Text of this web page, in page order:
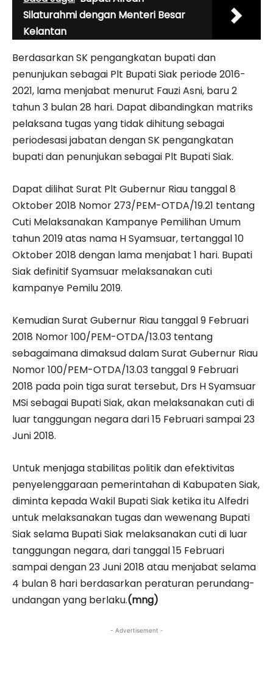
Silaturahmi dengan Menteri Besar
Kelantan
Berdasarkan SK pengangkatan bupati dan
penunjukan sebagai Plt Bupati Siak periode 2016-
2021, lama menjabat menurut Fauzi Asni, baru 2
tahun 3 bulan 28 hari. Dapat dibandingkan matriks
pelaksana tugas yang tidak dihitung sebagai
periodesasi jabatan dengan SK pengangkatan
bupati dan penunjukan sebagai Plt Bupati Siak.
Dapat dilihat Surat Plt Gubernur Riau tanggal 8
Oktober 2018 Nomor 273/PEM-OTDA/19.21 tentang
Cuti Melaksanakan Kampanye Pemilihan Umum
tahun 2019 atas nama H Syamsuar, tertanggal 10
Oktober 2018 dengan lama menjabat 1 hari. Bupati
Siak definitif Syamsuar melaksanakan cuti
kampanye Pemilu 2019.
Kemudian Surat Gubernur Riau tanggal 9 Februari
2018 Nomor 100/PEM-OTDA/13.03 tentang
sebagaimana dimaksud dalam Surat Gubernur Riau
Nomor 100/PEM-OTDA/13.03 tanggal 9 Februari
2018 pada poin tiga surat tersebut, Drs H Syamsuar
MSi sebagai Bupati Siak, akan melaksanakan cuti di
luar tanggungan negara dari 15 Februari sampai 23
Juni 2018.
Untuk menjaga stabilitas politik dan efektivitas
penyelenggaraan pemerintahan di Kabupaten Siak,
diminta kepada Wakil Bupati Siak ketika itu Alfedri
untuk melaksanakan tugas dan wewenang Bupati
Siak selama Bupati Siak melaksanakan cuti di luar
tanggungan negara, dari tanggal 15 Februari
sampai dengan 23 Juni 2018 atau menjabat selama
4 bulan 8 hari berdasarkan peraturan perundang-
undangan yang berlaku.(mng)
- Advertisement -